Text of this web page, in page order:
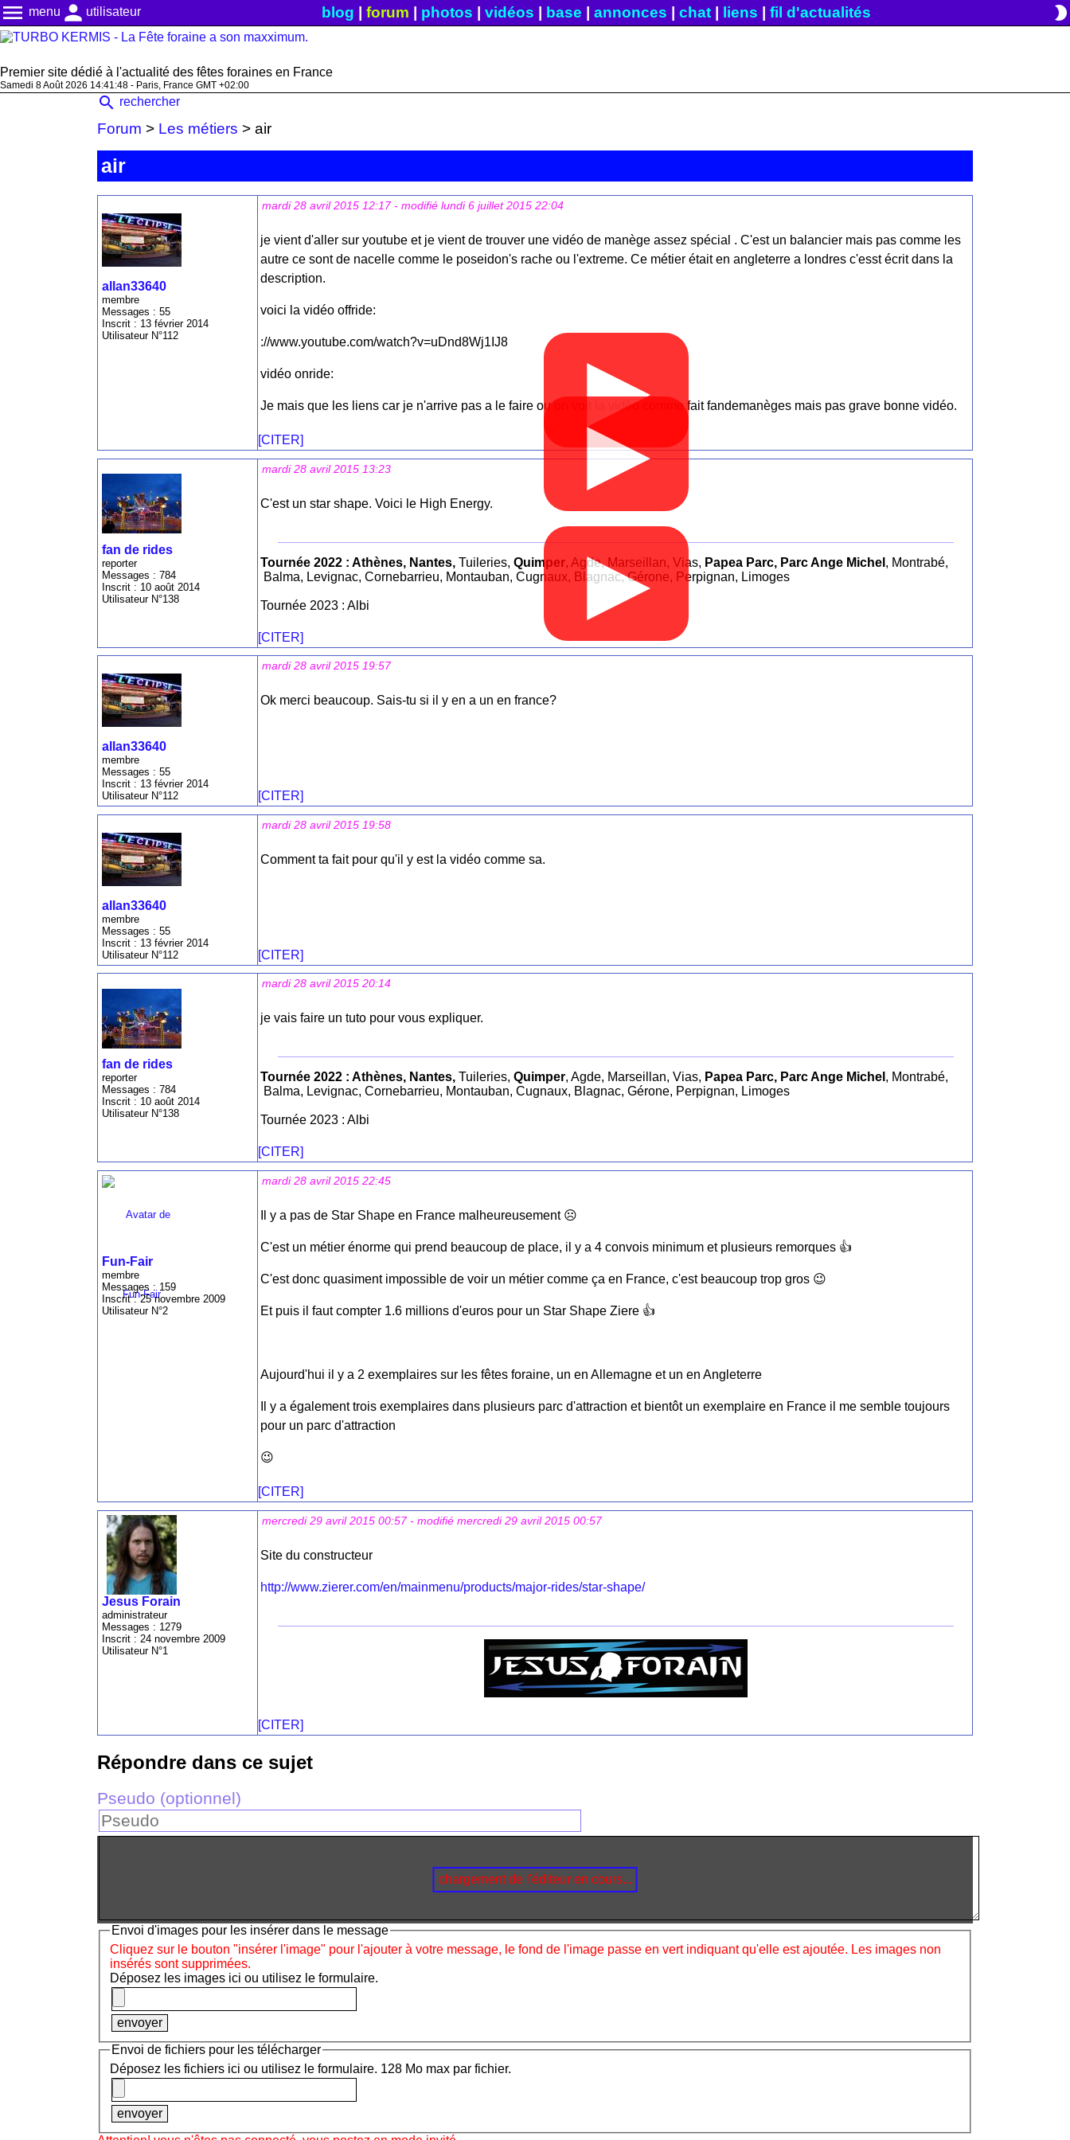
menu menu person utilisateur blog forum photos vidéos base annonces chat| liens fil d'actualités brightness_2
Premier site dédié à l'actualité des fêtes foraines en France
Samedi 8 Août 2026 14:41:48 - Paris, France GMT +02:00
search rechercher
Forum > Les métiers > air
air
allan33640
membre
Messages : 55
Inscrit : 13 février 2014
Utilisateur N°112
mardi 28 avril 2015 12:17 - modifié lundi 6 juillet 2015 22:04
je vient d'aller sur youtube et je vient de trouver une vidéo de manège assez spécial . C'est un balancier mais pas comme les
autre ce sont de nacelle comme le poseidon's rache ou l'extreme. Ce métier était en angleterre a londres c'esst écrit dans la
description.
voici la vidéo offride:
▶
://www.youtube.com/watch?v=uDnd8Wj1IJ8
vidéo onride:
▶
Je mais que les liens car je n'arrive pas a le faire ou on voit la vidéo comme fait fandemanèges mais pas grave bonne vidéo.
[CITER]
fan de rides
reporter
Messages : 784
Inscrit : 10 août 2014
Utilisateur N°138
mardi 28 avril 2015 13:23
C'est un star shape. Voici le High Energy.
▶
Tournée 2022 : Athènes, Nantes, Tuileries, Quimper, Agde, Marseillan, Vias, Papea Parc, Parc Ange Michel , Montrabé,
Balma, Levignac, Cornebarrieu, Montauban, Cugnaux, Blagnac, Gérone, Perpignan, Limoges
Tournée 2023 : Albi
[CITER]
allan33640
membre
Messages : 55
Inscrit : 13 février 2014
Utilisateur N°112
mardi 28 avril 2015 19:57
Ok merci beaucoup. Sais-tu si il y en a un en france?
[CITER]
allan33640
membre
Messages : 55
Inscrit : 13 février 2014
Utilisateur N°112
mardi 28 avril 2015 19:58
Comment ta fait pour qu'il y est la vidéo comme sa.
[CITER]
fan de rides
reporter
Messages : 784
Inscrit : 10 août 2014
Utilisateur N°138
mardi 28 avril 2015 20:14
je vais faire un tuto pour vous expliquer.
Tournée 2022 : Athènes, Nantes, Tuileries, Quimper, Agde, Marseillan, Vias, Papea Parc, Parc Ange Michel , Montrabé,
Balma, Levignac, Cornebarrieu, Montauban, Cugnaux, Blagnac, Gérone, Perpignan, Limoges
Tournée 2023 : Albi
[CITER]
Fun-Fair
membre
Messages : 159
Inscrit : 25 novembre 2009
Utilisateur N°2
mardi 28 avril 2015 22:45
Il y a pas de Star Shape en France malheureusement ☹️
C'est un métier énorme qui prend beaucoup de place, il y a 4 convois minimum et plusieurs remorques 👍
C'est donc quasiment impossible de voir un métier comme ça en France, c'est beaucoup trop gros 😉
Et puis il faut compter 1.6 millions d'euros pour un Star Shape Ziere 👍
Aujourd'hui il y a 2 exemplaires sur les fêtes foraine, un en Allemagne et un en Angleterre
Il y a également trois exemplaires dans plusieurs parc d'attraction et bientôt un exemplaire en France il me semble toujours
pour un parc d'attraction
😉
[CITER]
Jesus Forain
administrateur
Messages : 1279
Inscrit : 24 novembre 2009
Utilisateur N°1
mercredi 29 avril 2015 00:57 - modifié mercredi 29 avril 2015 00:57
Site du constructeur
http://www.zierer.com/en/mainmenu/products/major-rides/star-shape/
[CITER]
Répondre dans ce sujet
Pseudo (optionnel)
chargement de l'éditeur en cours...
Envoi d'images pour les insérer dans le message
Cliquez sur le bouton "insérer l'image" pour l'ajouter à votre message, le fond de l'image passe en vert indiquant qu'elle est ajoutée. Les images non
insérés sont supprimées.
Déposez les images ici ou utilisez le formulaire.
Envoi de fichiers pour les télécharger
Déposez les fichiers ici ou utilisez le formulaire. 128 Mo max par fichier.